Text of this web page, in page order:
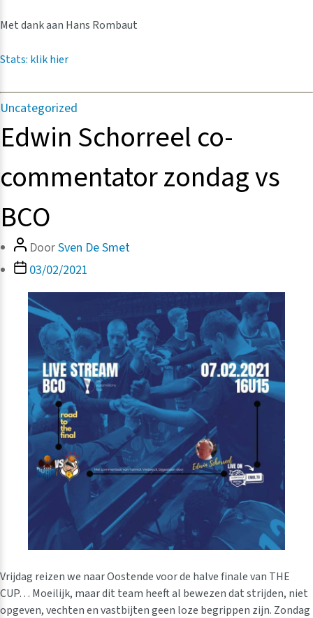
Met dank aan Hans Rombaut
Stats: klik hier
Categorieën
Uncategorized
Edwin Schorreel co-
commentator zondag vs
BCO
Bericht
auteur
DoorSven De Smet
Berichtdatum
03/02/2021
Vrijdag reizen we naar Oostende voor de halve finale van THE
CUP… Moeilijk, maar dit team heeft al bewezen dat strijden, niet
opgeven, vechten en vastbijten geen loze begrippen zijn. Zondag